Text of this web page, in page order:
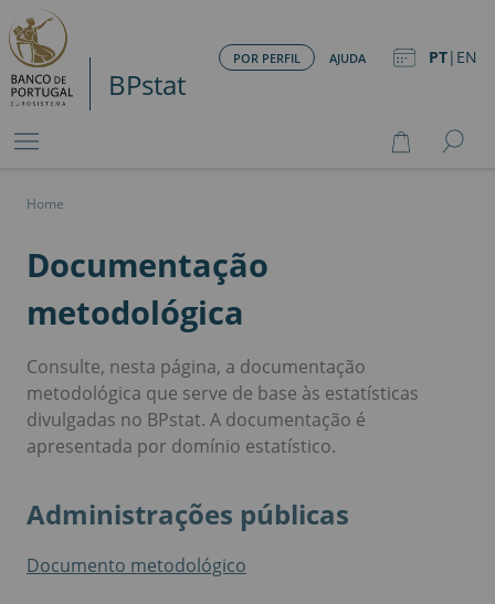
BPstat
PT| EN
POR PERFIL AJUDA
Home
Documentação
metodológica
Consulte, nesta página, a documentação
metodológica que serve de base às estatísticas
divulgadas no BPstat. A documentação é
apresentada por domínio estatístico.
Administrações públicas
Documento metodológico